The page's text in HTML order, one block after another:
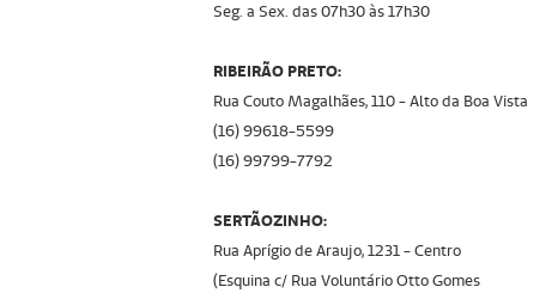
Seg. a Sex. das 07h30 a`s 17h30
RIBEIRÃO PRETO:
Rua Couto Magalhães, 110 - Alto da Boa Vista
(16) 99618-5599
(16) 99799-7792
SERTÃOZINHO:
Rua Aprígio de Araujo, 1231 - Centro
(Esquina c/ Rua Voluntário Otto Gomes